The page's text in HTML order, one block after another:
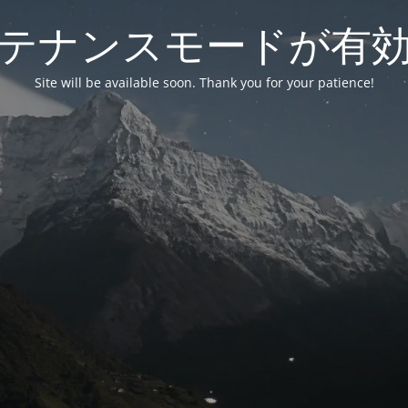
ナンスモードが有
Site will be available soon. Thank you for your patience!